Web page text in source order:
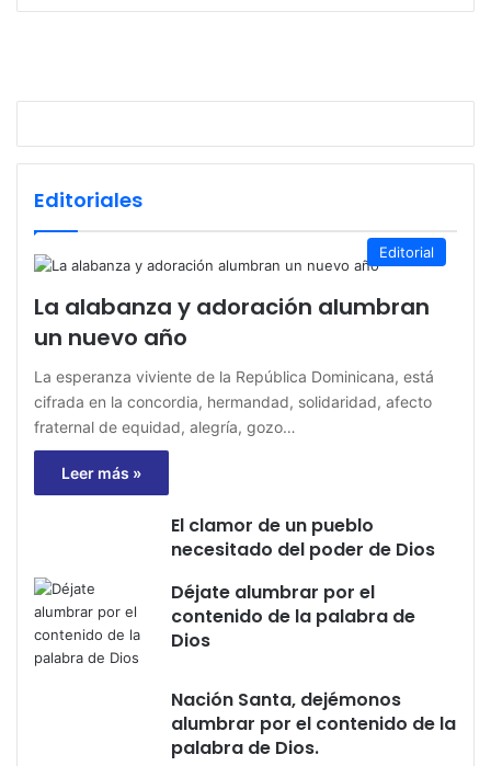
Editoriales
Editorial
La alabanza y adoración alumbran
un nuevo año
La esperanza viviente de la República Dominicana, está
cifrada en la concordia, hermandad, solidaridad, afecto
fraternal de equidad, alegría, gozo…
Leer más »
El clamor de un pueblo
necesitado del poder de Dios
Déjate alumbrar por el
contenido de la palabra de
Dios
Nación Santa, dejémonos
alumbrar por el contenido de la
palabra de Dios.